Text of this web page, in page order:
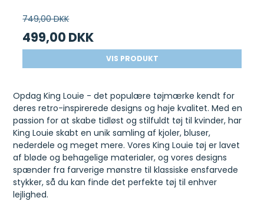
749,00 DKK
499,00 DKK
VIS PRODUKT
Opdag King Louie - det populære tøjmærke kendt for
deres retro-inspirerede designs og høje kvalitet. Med en
passion for at skabe tidløst og stilfuldt tøj til kvinder, har
King Louie skabt en unik samling af kjoler, bluser,
nederdele og meget mere. Vores King Louie tøj er lavet
af bløde og behagelige materialer, og vores designs
spænder fra farverige mønstre til klassiske ensfarvede
stykker, så du kan finde det perfekte tøj til enhver
lejlighed.